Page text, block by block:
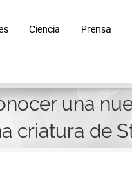
Ciencia Prensa
una
criatura de